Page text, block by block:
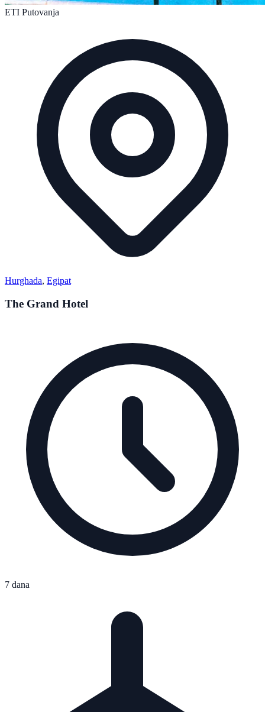
ETI Putovanja
Hurghada, Egipat
The Grand Hotel
7 dana